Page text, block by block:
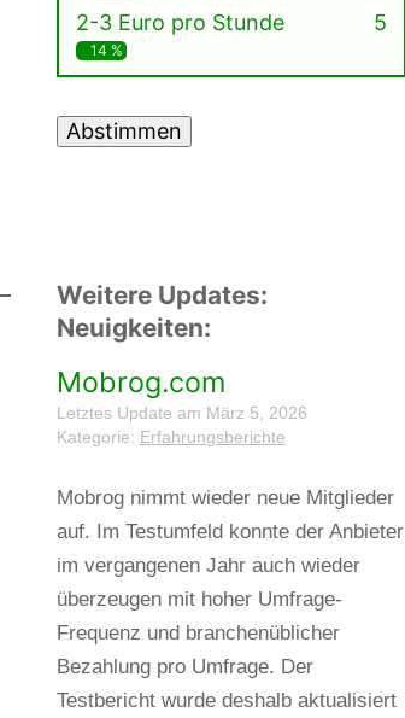
2-3 Euro pro Stunde 5
14 %
Abstimmen
Weitere Updates:
Neuigkeiten:
Mobrog.com
Letztes Update am März 5, 2026
Kategorie: Erfahrungsberichte
Mobrog nimmt wieder neue Mitglieder
auf. Im Testumfeld konnte der Anbieter
im vergangenen Jahr auch wieder
überzeugen mit hoher Umfrage-
Frequenz und branchenüblicher
Bezahlung pro Umfrage. Der
Testbericht wurde deshalb aktualisiert